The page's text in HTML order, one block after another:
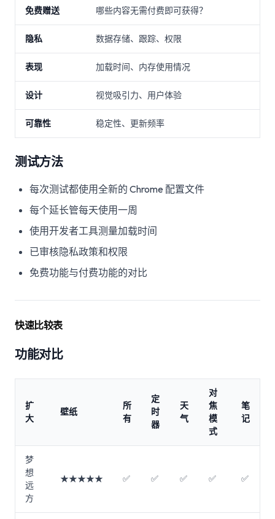
免费赠送 哪些内容无需付费即可获得？
隐私 数据存储、跟踪、权限
表现 加载时间、内存使用情况
设计 视觉吸引力、用户体验
可靠性 稳定性、更新频率
测试方法
每次测试都使用全新的 Chrome 配置文件
每个延长管每天使用一周
使用开发者工具测量加载时间
已审核隐私政策和权限
免费功能与付费功能的对比
快速比较表
功能对比
扩
大
壁纸
所
有
定
时
器
天
气
对
焦
模
式
笔
记
梦
想
远
方
★★★★★ ✅ ✅ ✅ ✅ ✅